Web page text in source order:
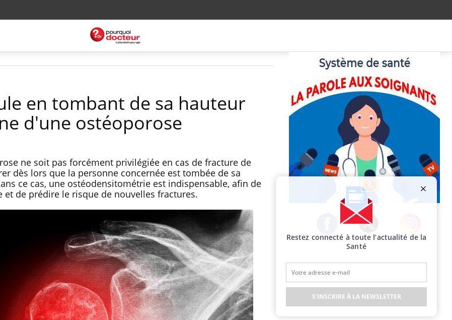
en tombant de sa hauteur
d'une ostéoporose
ne soit pas forcément privilégiée en cas de fracture de
dès lors que la personne concernée est tombée de sa
ce cas, une ostéodensitométrie est indispensable, afin de
et de prédire le risque de nouvelles fractures.
Facebook Twitter Instagram
Restez connecté à toute l’actualité de la
Santé
S'INSCRIRE À LA NEWSLETTER